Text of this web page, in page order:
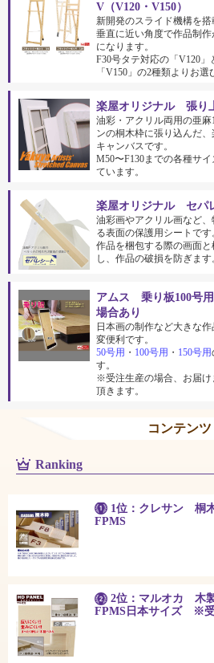
V（V120・V150）
新開発のスライド機構を搭
垂直に近い角度で作品制
になります。
F30号タテ対応の「V120
「V150」の2種類よりお選
楽屋オリジナル 張り
油彩・アクリル両用の亜
ンの桐木枠に張り込んだ
キャンバスです。
M50〜F130までの各種サ
ています。
楽屋オリジナル セパ
油彩画やアクリル画など
る表面の保護用シートです
作品を梱包する際の画面
し、作品の破損を防ぎます
アムス 乗り板100号
場合あり
日本画の制作など大きな
変便利です。
50号用 ・ 100号用 ・ 150号用
す。
※受注生産の場合、お届け
頂きます。
コンテンツ
Ranking
1位：クレサン 桐
FPMS
2位：マルオカ 木
FPMS日本サイズ ※